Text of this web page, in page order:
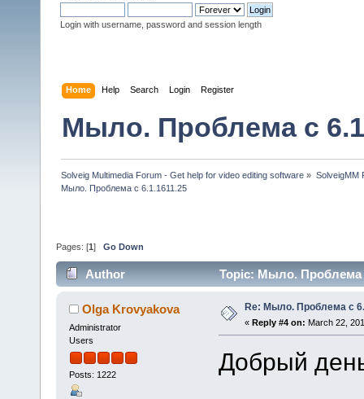
Login with username, password and session length
Home Help Search Login Register
Мыло. Проблема с
Solveig Multimedia Forum - Get help for video editing software » SolveigMM
Мыло. Проблема с 6.1.1611.25
Pages: [1 ] Go Down
Author Topic: Мыло. Проблема
Olga Krovyakova
Administrator
Users
Posts: 1222
Re: Мыло. Проблема с
« Reply #4 on: March 22,
Добрый